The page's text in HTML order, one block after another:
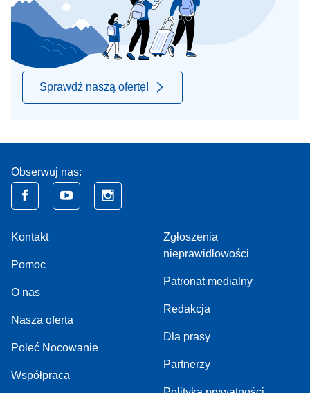
Sprawdź naszą ofertę!
Obserwuj nas:
Kontakt
Pomoc
O nas
Nasza oferta
Poleć Nocowanie
Współpraca
Zgłoszenia
nieprawidłowości
Patronat medialny
Redakcja
Dla prasy
Partnerzy